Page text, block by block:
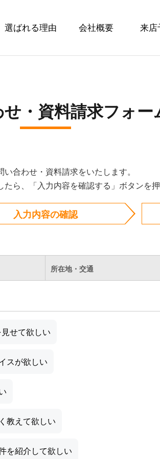
選ばれる理由 会社概要 来店
・資料請求フォー
い合わせ・資料請求をいたします。
ら、「入力内容を確認する」ボタンを
入力内容の確認
所在地・交通
せて欲しい
スが欲しい
教えて欲しい
を紹介して欲しい